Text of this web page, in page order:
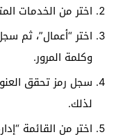
اختر من الخدمات
اختر “أعمال”، ثم
وكلمة المرور.
سجل رمز تحقق
لذلك.
اختر من القائمة